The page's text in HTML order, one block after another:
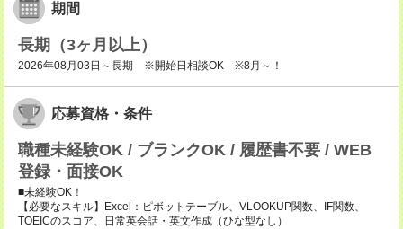
期間
長期（3ヶ月以上）
2026年08月03日～長期 ※開始日相談OK ※8月～！
応募資格・条件
職種未経験OK / ブランクOK / 履歴書不要 / WEB
登録・面接OK
■未経験OK！
【必要なスキル】Excel：ピボットテーブル、VLOOKUP関数、IF関数、
TOEICのスコア、日常英会話・英文作成（ひな型なし）